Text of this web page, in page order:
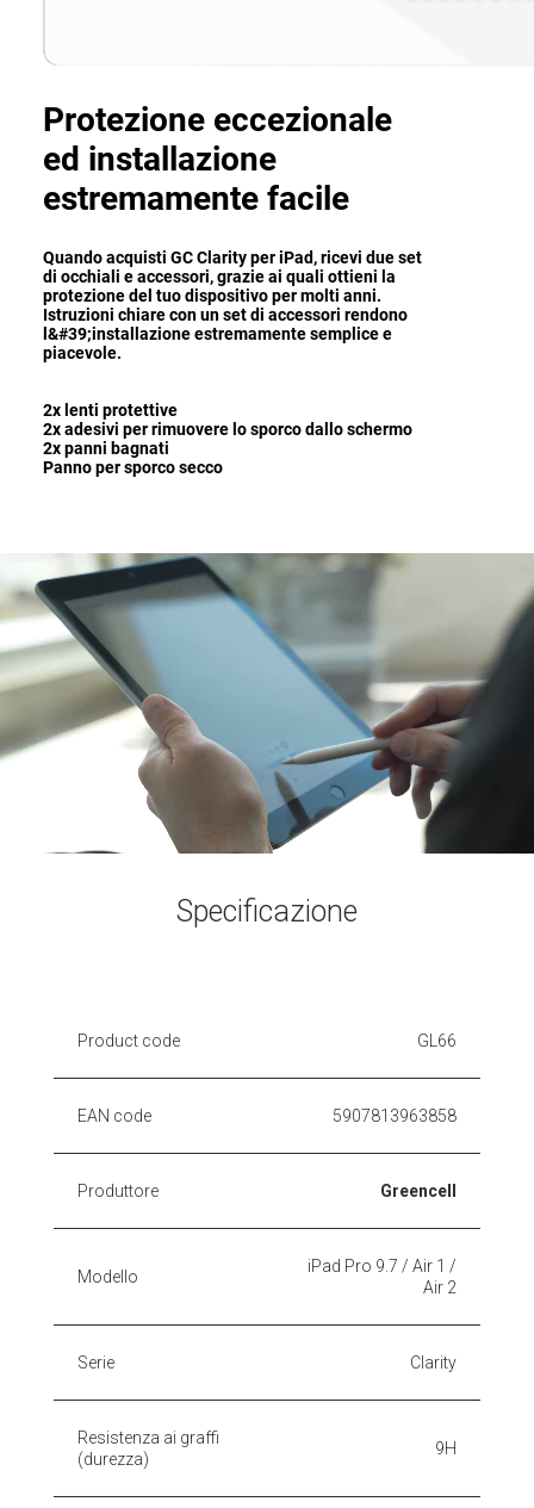
Protezione eccezionale
ed installazione
estremamente facile
Quando acquisti GC Clarity per iPad, ricevi due set
di occhiali e accessori, grazie ai quali ottieni la
protezione del tuo dispositivo per molti anni.
Istruzioni chiare con un set di accessori rendono
l&#39;installazione estremamente semplice e
piacevole.
2x lenti protettive
2x adesivi per rimuovere lo sporco dallo schermo
2x panni bagnati
Panno per sporco secco
Specificazione
Product code GL66
EAN code 5907813963858
Produttore Greencell
Modello
iPad Pro 9.7 / Air 1 /
Air 2
Serie Clarity
Resistenza ai graffi
(durezza)
9H